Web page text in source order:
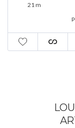
21 m